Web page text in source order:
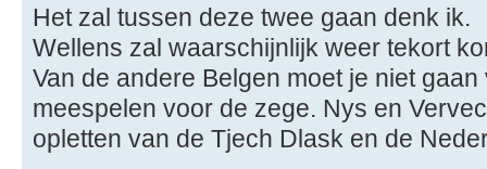
Het zal tussen deze twee gaan denk ik.
Wellens zal waarschijnlijk weer tekort
Van de andere Belgen moet je niet
meespelen voor de zege. Nys en
opletten van de Tjech Dlask en de